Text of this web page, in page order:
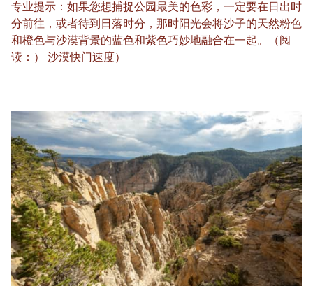
专业提示：如果您想捕捉公园最美的色彩，一定要在日出时
分前往，或者待到日落时分，那时阳光会将沙子的天然粉色
和橙色与沙漠背景的蓝色和紫色巧妙地融合在一起。（阅
读：） 沙漠快门速度 ）